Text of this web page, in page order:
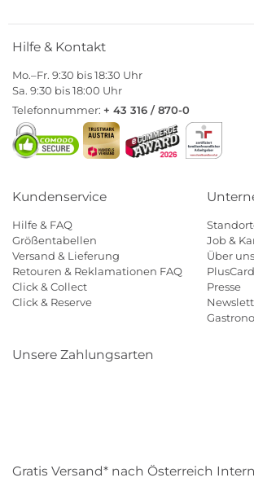
Hilfe & Kontakt
Mo.–Fr. 9:30 bis 18:30 Uhr
Sa. 9:30 bis 18:00 Uhr
Telefonnummer: + 43 316 / 870-0
Kundenservice
Hilfe & FAQ
Größentabellen
Versand & Lieferung
Retouren & Reklamationen FAQ
Click & Collect
Click & Reserve
Job &
Über uns
PlusCard
Presse
Unsere Zahlungsarten
Gratis Versand* nach Österreich